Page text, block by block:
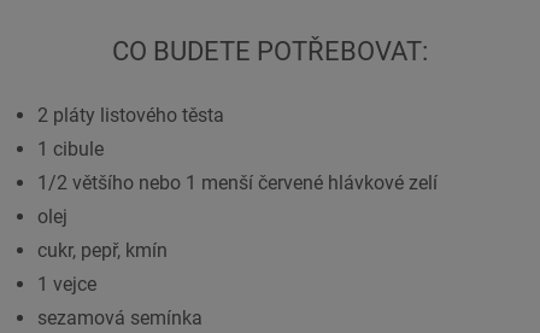
CO BUDETE POTŘEBOVAT:
2 pláty listového těsta
1 cibule
1/2 většího nebo 1 menší červené hlávkové zelí
olej
cukr, pepř, kmín
1 vejce
sezamová semínka